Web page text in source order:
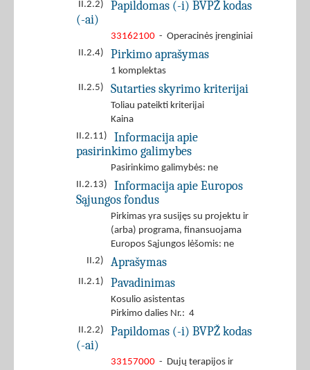
II.2.2)
Papildomas (-i) BVPŽ kodas
(-ai)
33162100 - Operacinės įrenginiai
II.2.4)
Pirkimo aprašymas
1 komplektas
II.2.5)
Sutarties skyrimo kriterijai
Toliau pateikti kriterijai
Kaina
II.2.11)
Informacija apie
pasirinkimo galimybes
Pasirinkimo galimybės: ne
II.2.13)
Informacija apie Europos
Sąjungos fondus
Pirkimas yra susijęs su projektu ir
(arba) programa, finansuojama
Europos Sąjungos lėšomis: ne
II.2)
Aprašymas
II.2.1) Pavadinimas
Kosulio asistentas
Pirkimo dalies Nr.: 4
II.2.2)
Papildomas (-i) BVPŽ kodas
(-ai)
33157000 - Dujų terapijos ir